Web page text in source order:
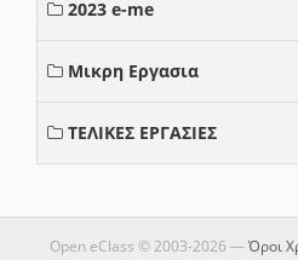
2023 e-me
Μικρη Εργασια
ΤΕΛΙΚΕΣ ΕΡΓΑΣΙΕΣ
Open eClass © 2003-2026 —Όροι